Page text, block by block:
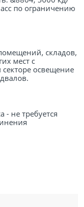
по ограничению
складов,
мест с
освещение
- не требуется